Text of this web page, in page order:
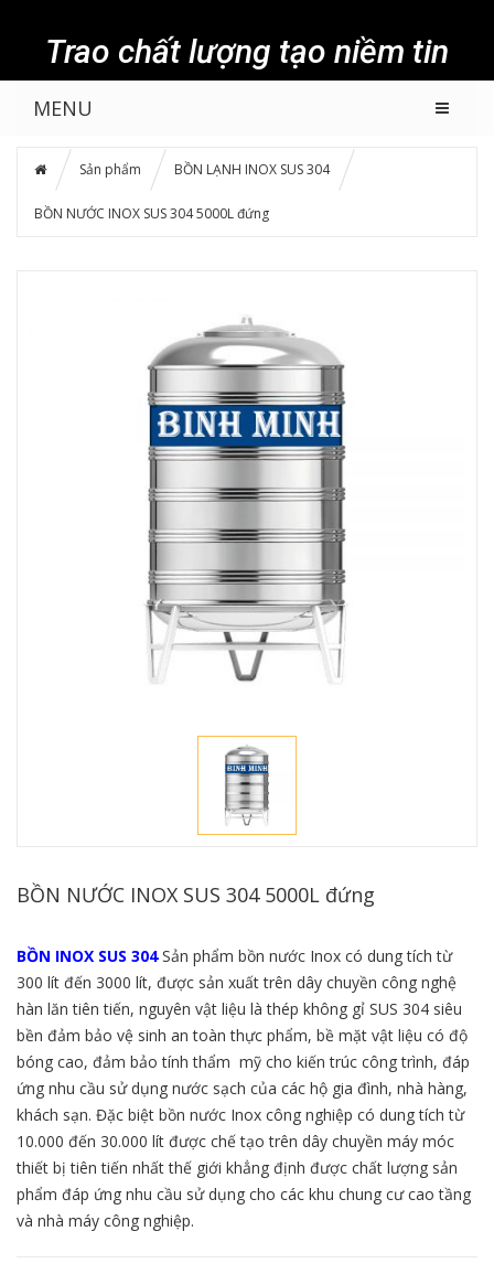
Trao chất lượng tạo niềm tin
MENU
Sản phẩm BỒN LẠNH INOX SUS 304
BỒN NƯỚC INOX SUS 304 5000L đứng
BỒN NƯỚC INOX SUS 304 5000L đứng
BỒN INOX SUS 304Sản phẩm bồn nước Inox có dung tích từ
300 lít đến 3000 lít, được sản xuất trên dây chuyền công nghệ
hàn lăn tiên tiến, nguyên vật liệu là thép không gỉ SUS 304 siêu
bền đảm bảo vệ sinh an toàn thực phẩm, bề mặt vật liệu có độ
bóng cao, đảm bảo tính thẩm mỹ cho kiến trúc công trình, đáp
ứng nhu cầu sử dụng nước sạch của các hộ gia đình, nhà hàng,
khách sạn. Đặc biệt bồn nước Inox công nghiệp có dung tích từ
10.000 đến 30.000 lít được chế tạo trên dây chuyền máy móc
thiết bị tiên tiến nhất thế giới khẳng định được chất lượng sản
phẩm đáp ứng nhu cầu sử dụng cho các khu chung cư cao tầng
và nhà máy công nghiệp.